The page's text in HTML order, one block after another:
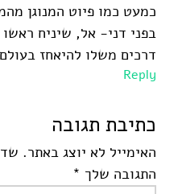
כמעט כמו פיוט המנוגן
בפני דני- אל, שיניח
דרכים משלו להיאחז
Reply
כתיבת תגובה
האימייל לא יוצג באתר.
התגובה שלך *